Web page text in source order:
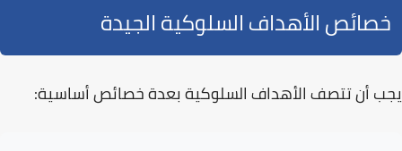
خصائص الأهداف السلوكية الجيدة
يجب أن تتصف الأهداف السلوكية بعدة خصائص أساسية: